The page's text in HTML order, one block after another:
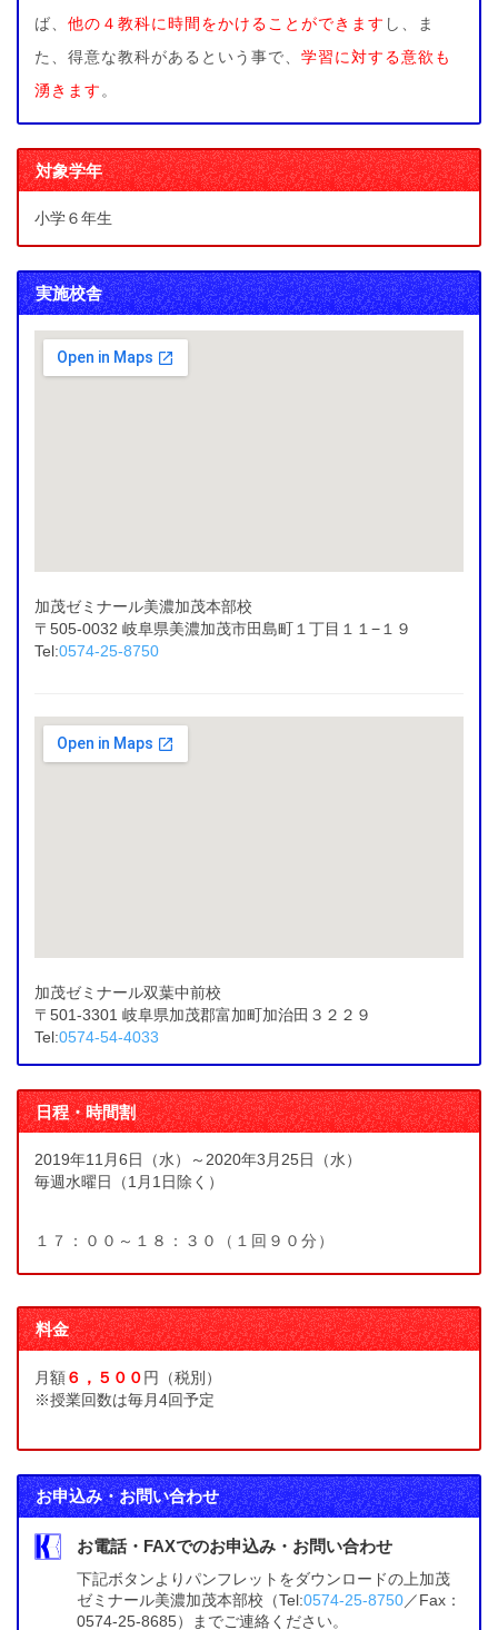
ば、 他の４教科に時間をかけることができます し、ま
た、得意な教科があるという事で、 学習に対する意欲も
湧きます 。
対象学年
小学６年生
実施校舎
加茂ゼミナール美濃加茂本部校
〒505-0032 岐阜県美濃加茂市田島町１丁目１１−１９
Tel:0574-25-8750
加茂ゼミナール双葉中前校
〒501-3301 岐阜県加茂郡富加町加治田３２２９
Tel:0574-54-4033
日程・時間割
2019年11月6日（水）～2020年3月25日（水）
毎週水曜日（1月1日除く）
１７：００～１８：３０（１回９０分）
料金
月額６，５００円（税別）
※授業回数は毎月4回予定
お申込み・お問い合わせ
お電話・FAXでのお申込み・お問い合わせ
下記ボタンよりパンフレットをダウンロードの上加茂
ゼミナール美濃加茂本部校（Tel:0574-25-8750／Fax：
0574-25-8685）までご連絡ください。